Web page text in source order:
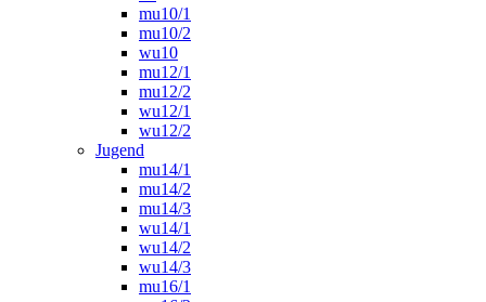
mu10/1
mu10/2
wu10
mu12/1
mu12/2
wu12/1
wu12/2
Jugend
mu14/1
mu14/2
mu14/3
wu14/1
wu14/2
wu14/3
mu16/1